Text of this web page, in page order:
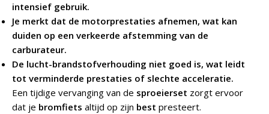
intensief gebruik.
Je merkt dat de motorprestaties afnemen, wat kan
duiden op een verkeerde afstemming van de
carburateur.
De lucht-brandstofverhouding niet goed is, wat leidt
tot verminderde prestaties of slechte acceleratie.
Een tijdige vervanging van de sproeierset zorgt ervoor
dat je bromfiets altijd op zijn best presteert.